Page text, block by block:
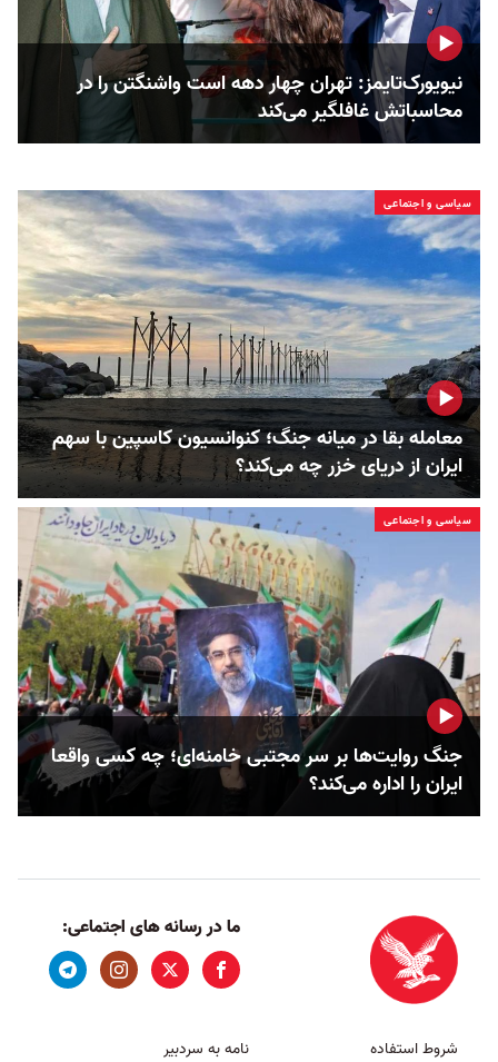
نیویورک‌تایمز: تهران چهار دهه است واشنگتن را در
محاسباتش غافلگیر می‌کند
سیاسی و اجتماعی
معامله بقا در میانه جنگ؛ کنوانسیون کاسپین با سهم
ایران از دریای خزر چه می‌کند؟
سیاسی و اجتماعی
جنگ روایت‌ها بر سر مجتبی خامنه‌ای؛ چه کسی واقعا
ایران را اداره می‌کند؟
ما در رسانه های اجتماعی:
شروط استفاده نامه به سردبیر